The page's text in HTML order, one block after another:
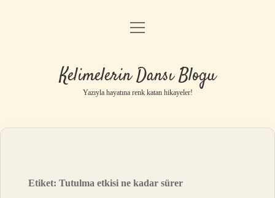
Anasayfa
Yasal Uyarı
menüyü
Kelimelerin Dansı Blogu
Yazıyla hayatına renk katan hikayeler!
Etiket:Tutulma etkisi ne kadar sürer